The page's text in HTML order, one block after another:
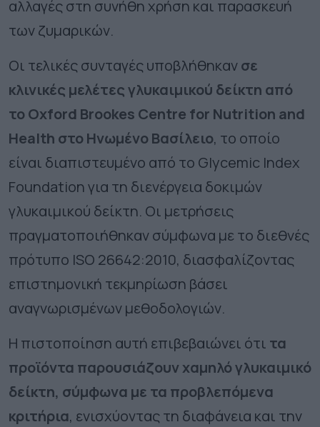
αλλαγές στη συνήθη χρήση και παρασκευή
των ζυμαρικών.
Οι τελικές συνταγές υποβλήθηκανσε
κλινικές μελέτες γλυκαιμικού δείκτη από
το Oxford Brookes Centre for Nutrition and
Health στο Ηνωμένο Βασίλειο, το οποίο
είναι διαπιστευμένο από το Glycemic Index
Foundation για τη διενέργεια δοκιμών
γλυκαιμικού δείκτη. Οι μετρήσεις
πραγματοποιήθηκαν σύμφωνα με το διεθνές
πρότυπο ISO 26642:2010, διασφαλίζοντας
επιστημονική τεκμηρίωση βάσει
αναγνωρισμένων μεθοδολογιών.
Η πιστοποίηση αυτή επιβεβαιώνει ότι τα
προϊόντα παρουσιάζουν χαμηλό γλυκαιμικό
δείκτη, σύμφωνα με τα προβλεπόμενα
κριτήρια, ενισχύοντας τη διαφάνεια και την